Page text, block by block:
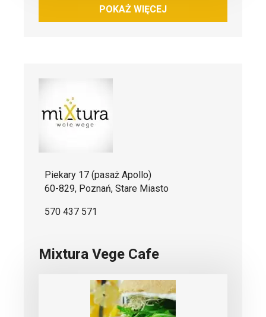
POKAŻ WIĘCEJ
Piekary 17 (pasaż Apollo)
60-829, Poznań, Stare Miasto
570 437 571
Mixtura Vege Cafe